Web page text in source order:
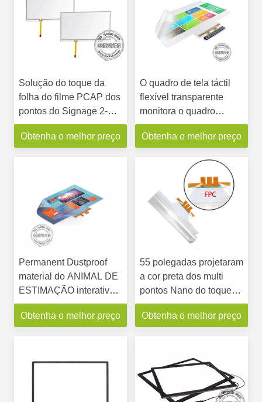
Solução do toque da
folha do filme PCAP dos
pontos do Signage 2-
100 de Digitas tela táctil
da categoria industrial
Obtenha o melhor preço
O quadro de tela táctil
flexível transparente
monitora o quadro
aberto 10 pontos para o
quiosque do LCD
Obtenha o melhor preço
Permanent Dustproof
material do ANIMAL DE
ESTIMAÇÃO interativo
Nano do filme da folha
do dígito do tela táctil da
Obtenha o melhor preço
55 polegadas projetaram
a cor preta dos multi
pontos Nano do toque
da relação 10 de USB
da folha do toque
Obtenha o melhor preço